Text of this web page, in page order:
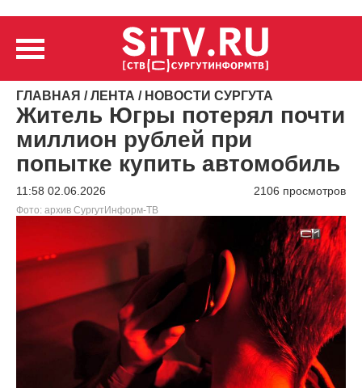
ГЛАВНАЯ /ЛЕНТА / НОВОСТИ СУРГУТА
Житель Югры потерял почти
миллион рублей при
попытке купить автомобиль
11:58 02.06.2026 2106 просмотров
Фото: архив СургутИнформ-ТВ